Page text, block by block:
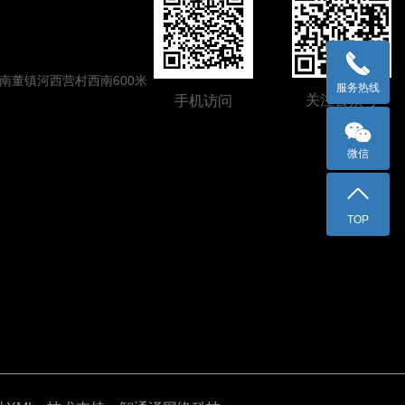
董镇河西营村西南600米
手机访问 关注公众号
服务热线
微信
TOP